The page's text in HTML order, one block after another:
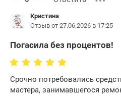
Кристина
Отзыв от 27.06.2026 в 17:25
Погасила без процентов!
Срочно потребовались
мастера, занимавшегося